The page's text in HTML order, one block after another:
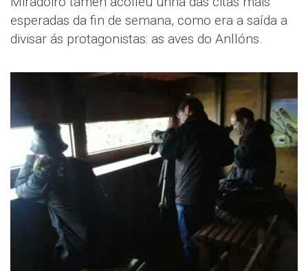
esperadas da fin de semana, como era a saída a
divisar ás protagonistas: as aves do Anllóns.